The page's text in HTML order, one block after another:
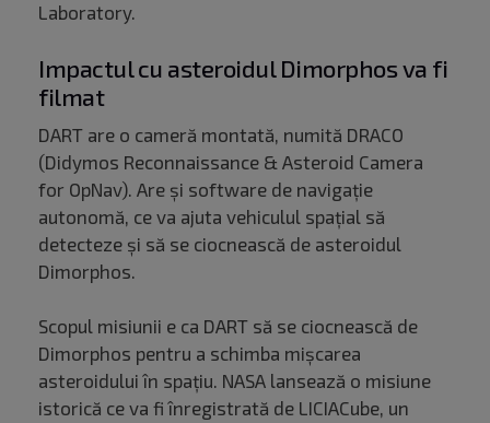
Laboratory.
Impactul cu asteroidul Dimorphos va fi
filmat
DART are o cameră montată, numită DRACO
(Didymos Reconnaissance & Asteroid Camera
for OpNav). Are și software de navigație
autonomă, ce va ajuta vehiculul spațial să
detecteze și să se ciocnească de asteroidul
Dimorphos.
Scopul misiunii e ca DART să se ciocnească de
Dimorphos pentru a schimba mișcarea
asteroidului în spațiu. NASA lansează o misiune
istorică ce va fi înregistrată de LICIACube, un